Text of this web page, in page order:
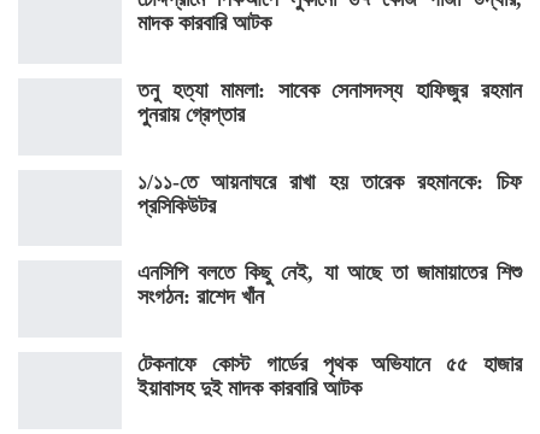
মাদক কারবারি আটক
তনু হত্যা মামলা: সাবেক সেনাসদস্য হাফিজুর রহমান
পুনরায় গ্রেপ্তার
১/১১-তে আয়নাঘরে রাখা হয় তারেক রহমানকে: চিফ
প্রসিকিউটর
এনসিপি বলতে কিছু নেই, যা আছে তা জামায়াতের শিশু
সংগঠন: রাশেদ খাঁন
টেকনাফে কোস্ট গার্ডের পৃথক অভিযানে ৫৫ হাজার
ইয়াবাসহ দুই মাদক কারবারি আটক